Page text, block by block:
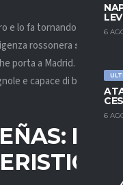
6
6
e lo fa tornando a
rossonera sta
porta a Madrid. Non un
e capace di bruciare